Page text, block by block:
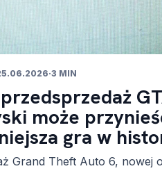
·3 MIN
przedsprzedaż
może
gra w
Grand Theft Auto 6, nowej